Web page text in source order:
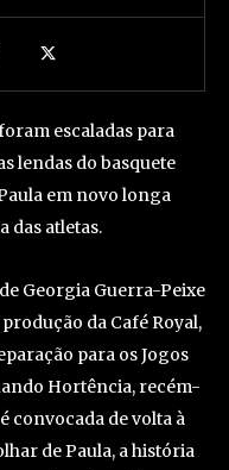
escaladas para
lendas do basquete
em novo longa
das atletas.
Georgia Guerra-Peixe
da Café Royal,
para os Jogos
Hortência, recém-
convocada de volta à
de Paula, a história